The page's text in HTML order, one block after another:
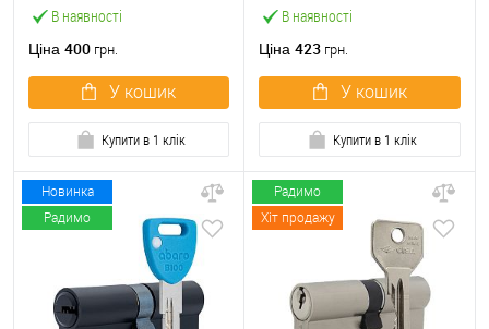
В наявності
Ціна 400 грн.
У кошик
Купити в 1 клік
В наявності
Ціна 423 грн.
У кошик
Купити в 1 клік
Новинка
Радимо
Радимо
Хіт продажу